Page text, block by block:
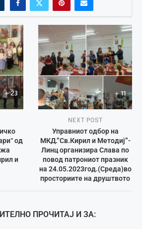
од
и
NEXT POST
Управниот одбор на
МКД.”Св.Кирил и Методиј”-
Линц организира Слава по
повод патрониот празник
на 24.05.2023год.(Среда)во
просториите на друштвото
ПРОЧИТАЈ И ЗА: